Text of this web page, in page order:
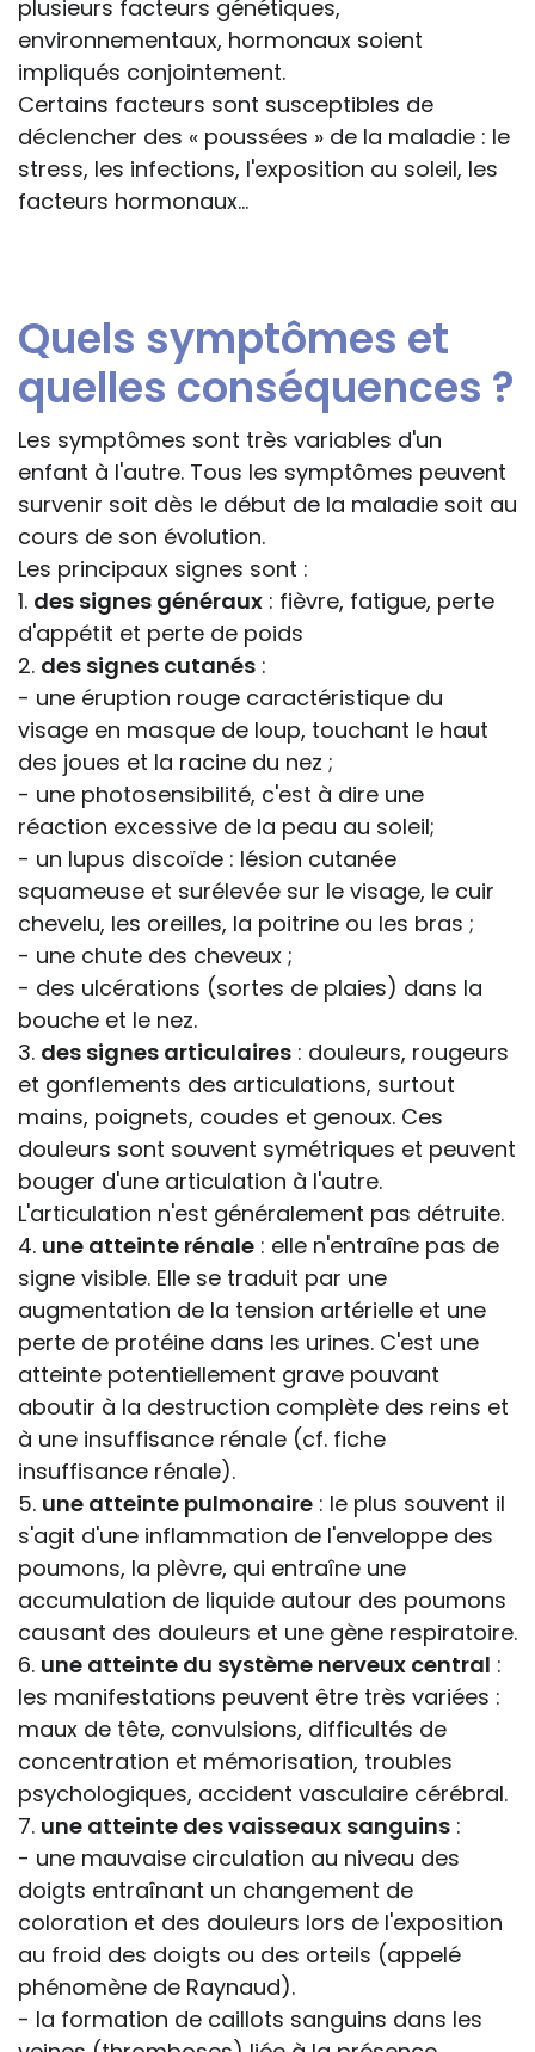
plusieurs facteurs génétiques,
environnementaux, hormonaux soient
impliqués conjointement.
Certains facteurs sont susceptibles de
déclencher des « poussées » de la maladie : le
stress, les infections, l'exposition au soleil, les
facteurs hormonaux...
Quels symptômes et
quelles conséquences ?
Les symptômes sont très variables d'un
enfant à l'autre. Tous les symptômes peuvent
survenir soit dès le début de la maladie soit au
cours de son évolution.
Les principaux signes sont :
1. des signes généraux : fièvre, fatigue, perte
d'appétit et perte de poids
2. des signes cutanés :
- une éruption rouge caractéristique du
visage en masque de loup, touchant le haut
des joues et la racine du nez ;
- une photosensibilité, c'est à dire une
réaction excessive de la peau au soleil;
- un lupus discoïde : lésion cutanée
squameuse et surélevée sur le visage, le cuir
chevelu, les oreilles, la poitrine ou les bras ;
- une chute des cheveux ;
- des ulcérations (sortes de plaies) dans la
bouche et le nez.
3. des signes articulaires : douleurs, rougeurs
et gonflements des articulations, surtout
mains, poignets, coudes et genoux. Ces
douleurs sont souvent symétriques et peuvent
bouger d'une articulation à l'autre.
L'articulation n'est généralement pas détruite.
4. une atteinte rénale : elle n'entraîne pas de
signe visible. Elle se traduit par une
augmentation de la tension artérielle et une
perte de protéine dans les urines. C'est une
atteinte potentiellement grave pouvant
aboutir à la destruction complète des reins et
à une insuffisance rénale (cf. fiche
insuffisance rénale).
5. une atteinte pulmonaire : le plus souvent il
s'agit d'une inflammation de l'enveloppe des
poumons, la plèvre, qui entraîne une
accumulation de liquide autour des poumons
causant des douleurs et une gène respiratoire.
6. une atteinte du système nerveux central :
les manifestations peuvent être très variées :
maux de tête, convulsions, difficultés de
concentration et mémorisation, troubles
psychologiques, accident vasculaire cérébral.
7. une atteinte des vaisseaux sanguins :
- une mauvaise circulation au niveau des
doigts entraînant un changement de
coloration et des douleurs lors de l'exposition
au froid des doigts ou des orteils (appelé
phénomène de Raynaud).
- la formation de caillots sanguins dans les